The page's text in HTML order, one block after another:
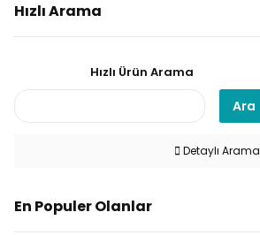
Hızlı Arama
Hızlı Ürün Arama
Ara
Detaylı Arama
En Populer Olanlar